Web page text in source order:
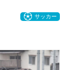
サッカー